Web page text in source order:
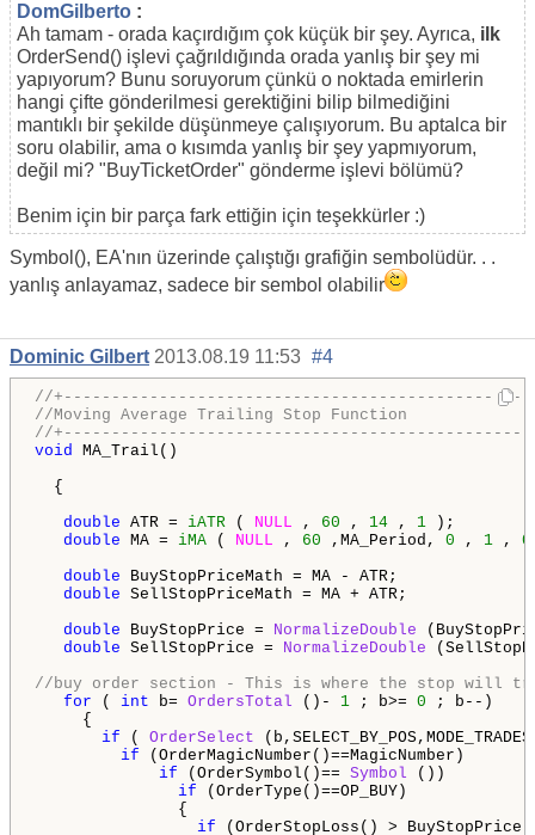
DomGilberto :
Ah tamam - orada kaçırdığım çok küçük bir şey. Ayrıca, ilk
OrderSend() işlevi çağrıldığında orada yanlış bir şey mi
yapıyorum? Bunu soruyorum çünkü o noktada emirlerin
hangi çifte gönderilmesi gerektiğini bilip bilmediğini
mantıklı bir şekilde düşünmeye çalışıyorum. Bu aptalca bir
soru olabilir, ama o kısımda yanlış bir şey yapmıyorum,
değil mi? "BuyTicketOrder" gönderme işlevi bölümü?
Benim için bir parça fark ettiğin için teşekkürler :)
Symbol(), EA'nın üzerinde çalıştığı grafiğin sembolüdür. . .
yanlış anlayamaz, sadece bir sembol olabilir
Dominic Gilbert 2013.08.19 11:53 #4
//
//Moving Average Trailing Stop Function
//
void MA_Trail()
{
double ATR = iATR ( NULL , 60 , 14 , 1 );
double MA = iMA ( NULL , 60 ,MA_Period, 0 , 1 , 0
double BuyStopPriceMath = MA - ATR;
double SellStopPriceMath = MA + ATR;
double BuyStopPrice = NormalizeDouble
double SellStopPrice = NormalizeDouble
//buy order section - This is where the stop will
for ( int b= OrdersTotal ()- 1 ; b>= 0 ; b--)
{
if ( OrderSelect
if (OrderMagicNumber()==MagicNumber)
if (OrderSymbol()== Symbol ())
if (OrderType()==OP_BUY)
{
if (OrderStopLoss() >